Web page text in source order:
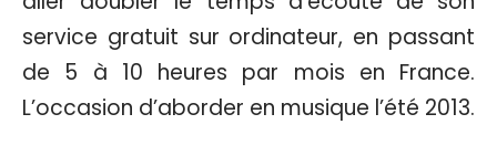
service gratuit sur ordinateur, en passant
de 5 à 10 heures par mois en France.
L’occasion d’aborder en musique l’été 2013.